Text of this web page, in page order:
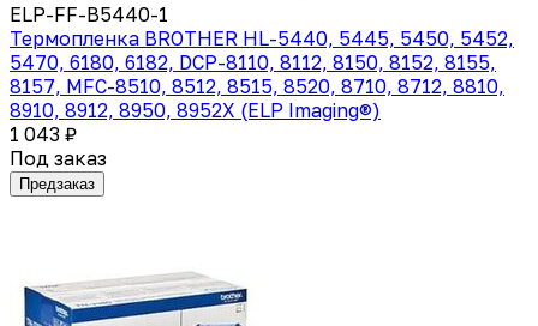
ELP-FF-B5440-1
Термопленка BROTHER HL-5440, 5445, 5450, 5452,
5470, 6180, 6182, DCP-8110, 8112, 8150, 8152, 8155,
8157, MFC-8510, 8512, 8515, 8520, 8710, 8712, 8810,
8910, 8912, 8950, 8952X (ELP Imaging®)
1 043 ₽
Под заказ
Предзаказ